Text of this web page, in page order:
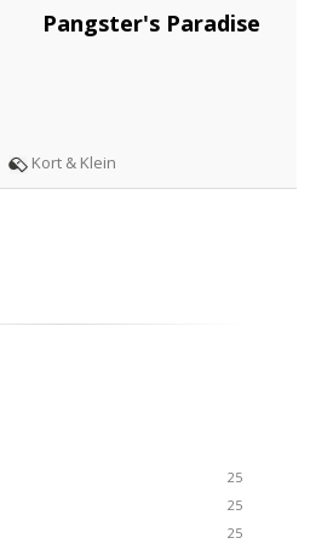
Pangster's Paradise
Kort & Klein
25
25
25